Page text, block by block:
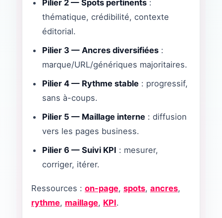
Pilier 2 — Spots pertinents :
thématique, crédibilité, contexte
éditorial.
Pilier 3 — Ancres diversifiées :
marque/URL/génériques majoritaires.
Pilier 4 — Rythme stable : progressif,
sans à-coups.
Pilier 5 — Maillage interne : diffusion
vers les pages business.
Pilier 6 — Suivi KPI : mesurer,
corriger, itérer.
Ressources : on-page, spots, ancres,
rythme, maillage, KPI.